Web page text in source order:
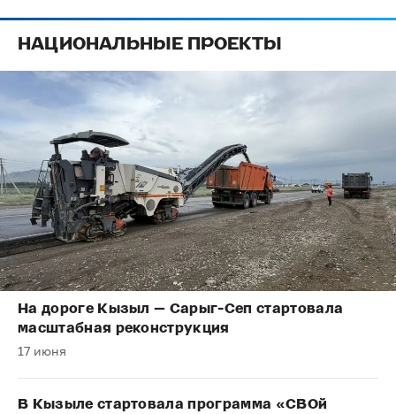
НАЦИОНАЛЬНЫЕ ПРОЕКТЫ
На дороге Кызыл — Сарыг-Сеп стартовала
масштабная реконструкция
17 июня
В Кызыле стартовала программа «СВОй